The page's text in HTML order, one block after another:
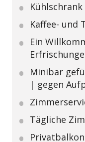
Kühlschrank
Kaffee- und
Ein
Minibar
| gegen
Tägliche